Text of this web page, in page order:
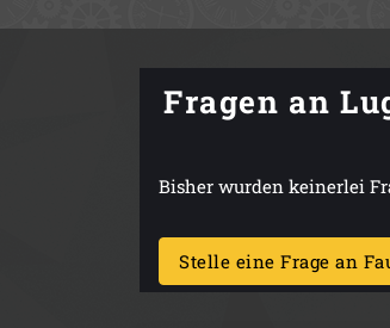
Fragen an
Bisher wurden keinerlei
Stelle eine Frage an